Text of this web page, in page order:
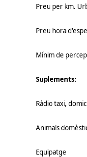
Preu per km.
Preu hora
Mínim de
Suplements:
Ràdio taxi,
Animals
Equipatge